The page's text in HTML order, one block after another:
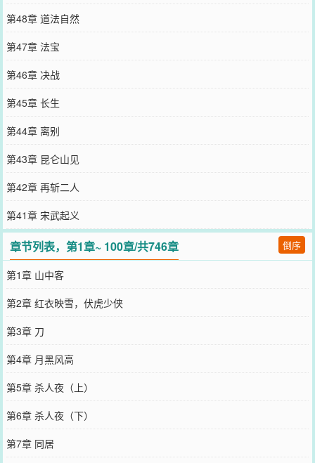
第48章 道法自然
第47章 法宝
第46章 决战
第45章 长生
第44章 离别
第43章 昆仑山见
第42章 再斩二人
第41章 宋武起义
章节列表，第1章~ 100章/共746章 倒序
第1章 山中客
第2章 红衣映雪，伏虎少侠
第3章 刀
第4章 月黑风高
第5章 杀人夜（上）
第6章 杀人夜（下）
第7章 同居